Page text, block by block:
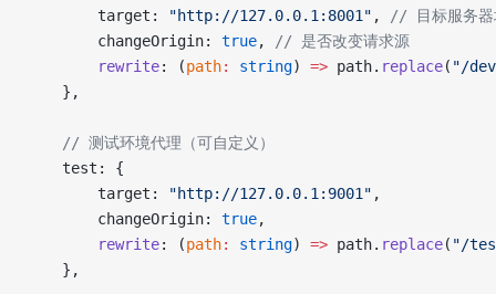
		target:
"http://127.0.0.1:8001" ,
// 目标服务器
		changeOrigin:
true,
// 是否改变请求源
		rewrite
: (path: string) => path. replace( "/
	},
	// 测试环境代理（可自定义）
	test: {
		target:
"http://127.0.0.1:9001" ,
		changeOrigin:
true,
		rewrite
: (path: string) => path. replace( "/
	},